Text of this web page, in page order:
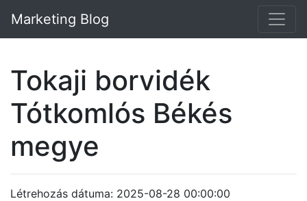
Marketing Blog
Tokaji borvidék
Tótkomlós Békés
megye
Létrehozás dátuma: 2025-08-28 00:00:00